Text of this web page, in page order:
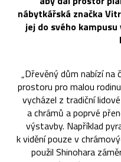
nábytkářská značka
jej do svého
„Dřevěný dům nabízí
prostoru pro malou
vycházel z tradiční
a chrámů a poprvé
výstavby. Například
k vidění pouze v
použil Shinohara